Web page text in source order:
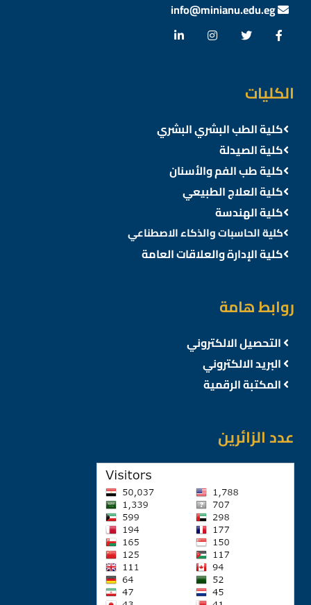
الكليات
كلية الطب البشري البشري
كلية الصيدلة
كلية طب الفم والأسنان
كلية العلاج الطبيعي
كلية الهندسة
كلية الحاسبات والذكاء الاصطناعي
كلية الإدارة والعلاقات العامة
روابط هامة
التحصيل الالكتروني
البريد الالكتروني
المكتبة الرقمية
عدد الزائرين